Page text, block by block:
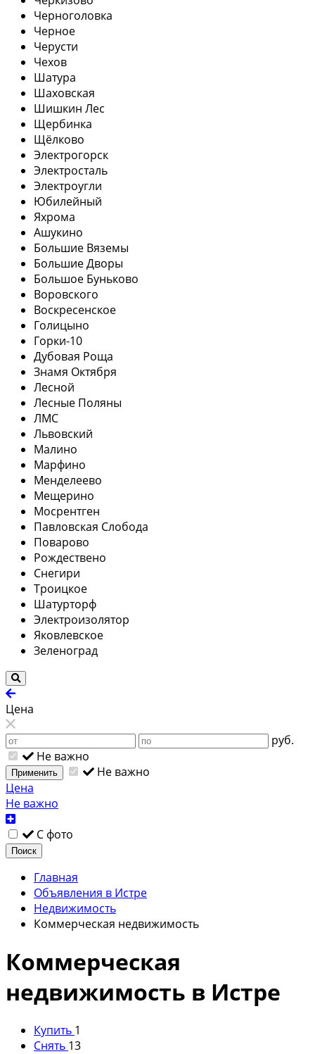
Черноголовка
Черное
Черусти
Чехов
Шатура
Шаховская
Шишкин Лес
Щербинка
Щёлково
Электрогорск
Электросталь
Электроугли
Юбилейный
Яхрома
Ашукино
Большие Вяземы
Большие Дворы
Большое Буньково
Воровского
Воскресенское
Голицыно
Горки-10
Дубовая Роща
Знамя Октября
Лесной
Лесные Поляны
ЛМС
Львовский
Малино
Марфино
Менделеево
Мещерино
Мосрентген
Павловская Слобода
Поварово
Рождествено
Снегири
Троицкое
Шатурторф
Электроизолятор
Яковлевское
Зеленоград
Цена
руб.
Не важно
Применить
Не важно
Цена
Не важно
С фото
Поиск
Главная
Объявления в Истре
Недвижимость
Коммерческая недвижимость
Коммерческая
недвижимость в Истре
Купить 1
Снять 13